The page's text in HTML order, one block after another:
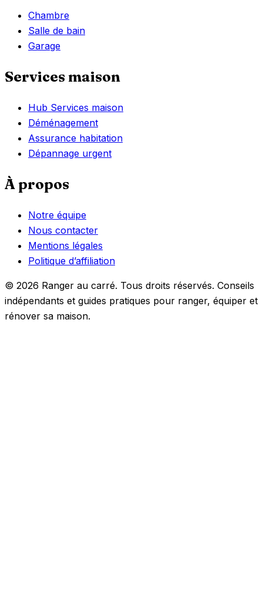
Chambre
Salle de bain
Garage
Services maison
Hub Services maison
Déménagement
Assurance habitation
Dépannage urgent
À propos
Notre équipe
Nous contacter
Mentions légales
Politique d’affiliation
© 2026 Ranger au carré. Tous droits réservés. Conseils
indépendants et guides pratiques pour ranger, équiper et
rénover sa maison.